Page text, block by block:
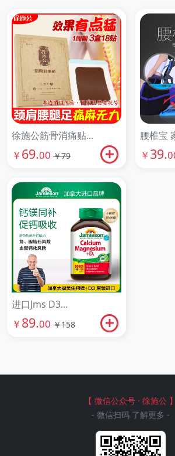
徐施公筋骨消痛贴...
￥ 69.00 ￥79
腰椎宝
￥ 39.
进口Jms D3...
￥ 89.00 ￥158
【 微信公众号 · 徐施公 】
- 微信扫码 了解更多 -